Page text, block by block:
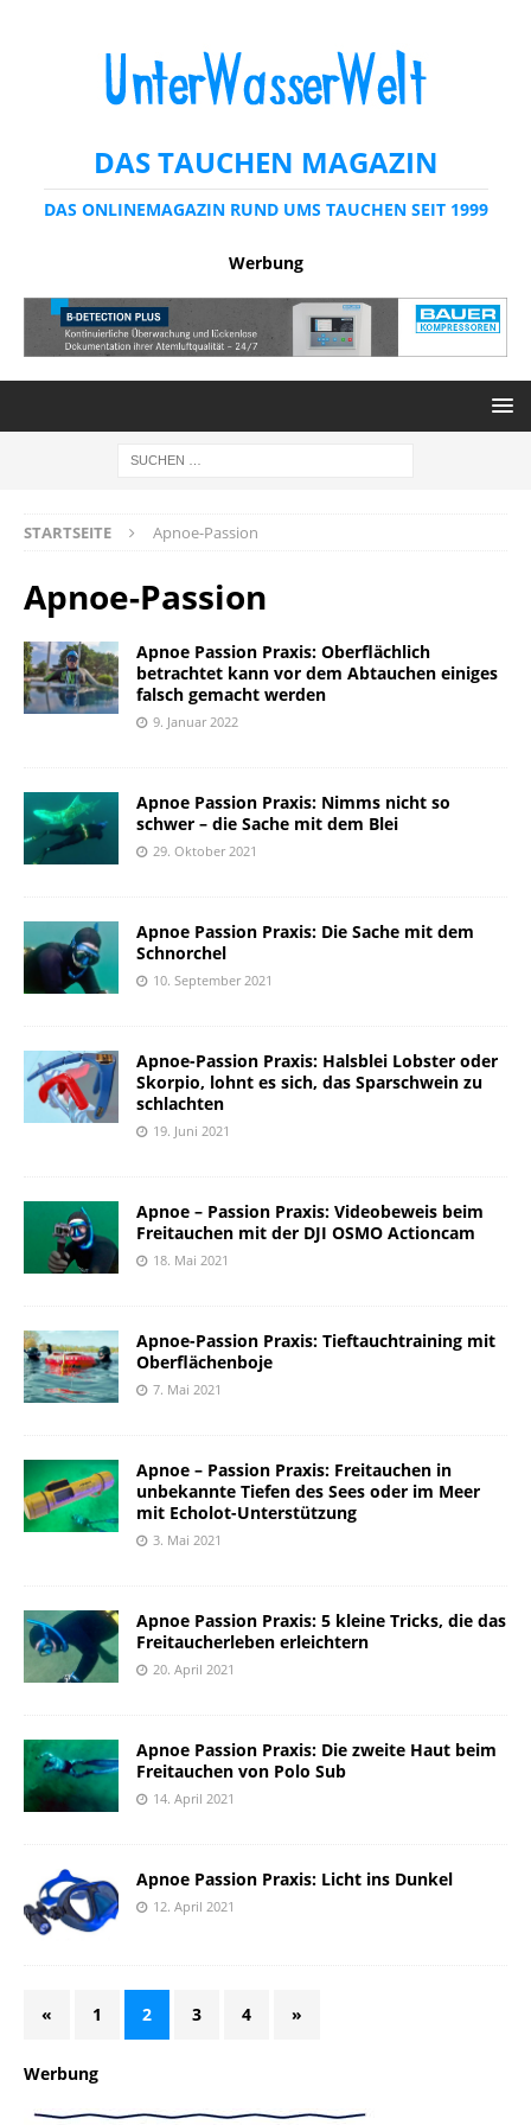
DAS TAUCHEN MAGAZIN
DAS ONLINEMAGAZIN RUND UMS TAUCHEN SEIT 1999
Werbung
STARTSEITE Apnoe-Passion
Apnoe-Passion
Apnoe Passion Praxis: Oberflächlich
betrachtet kann vor dem Abtauchen einiges
falsch gemacht werden
9. Januar 2022
Apnoe Passion Praxis: Nimms nicht so
schwer – die Sache mit dem Blei
29. Oktober 2021
Apnoe Passion Praxis: Die Sache mit dem
Schnorchel
10. September 2021
Apnoe-Passion Praxis: Halsblei Lobster oder
Skorpio, lohnt es sich, das Sparschwein zu
schlachten
19. Juni 2021
Apnoe – Passion Praxis: Videobeweis beim
Freitauchen mit der DJI OSMO Actioncam
18. Mai 2021
Apnoe-Passion Praxis: Tieftauchtraining mit
Oberflächenboje
7. Mai 2021
Apnoe – Passion Praxis: Freitauchen in
unbekannte Tiefen des Sees oder im Meer
mit Echolot-Unterstützung
3. Mai 2021
Apnoe Passion Praxis: 5 kleine Tricks, die das
Freitaucherleben erleichtern
20. April 2021
Apnoe Passion Praxis: Die zweite Haut beim
Freitauchen von Polo Sub
14. April 2021
Apnoe Passion Praxis: Licht ins Dunkel
12. April 2021
« 1 2 3 4 »
Werbung